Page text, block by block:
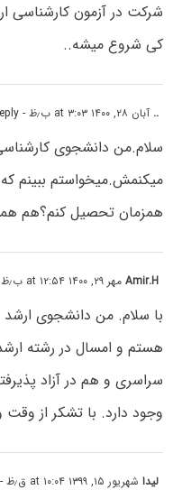
شرکت در آزمون کارشناسی
کی شروع میشه..
.. آبان ۲۸, ۱۴۰۰ at ۳:۰۳ ب٫ظ - Reply
سلام.من دانشجوى
میکنمش.میخواستم ببینم
همزمان تحصیل کنم؟هم
Amir.Hمهر ۲۹, ۱۴۰۰ at ۱۲:۵۴ ب٫ظ
با سلام. من دانشجوی
هستم و امسال در رشته
سراسری و هم در آزاد
وجود دارد. با تشکر از
لیداشهریور ۱۵, ۱۳۹۹ at ۱۰:۰۴ ق٫ظ - Reply